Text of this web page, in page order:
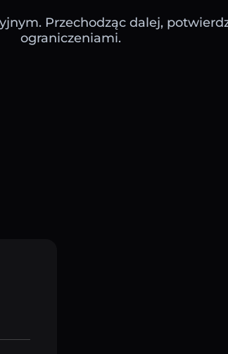
Przechodząc dalej,
ograniczeniami.